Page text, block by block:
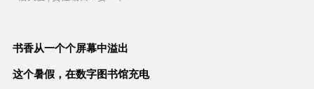
书香从一个个屏幕中溢出
这个暑假，在数字图书馆充电